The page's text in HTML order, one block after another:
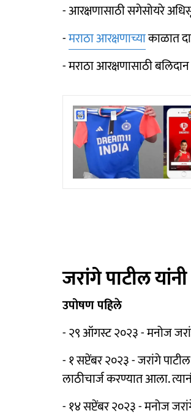
- आरक्षणासाठी सगेसोयरे
-मराठा आरक्षणाच्याकाळात
- मराठा आरक्षणासाठी बलिदान
जरांगे पाटील
उपोषण पहिले
- २९ ऑगस्ट २०२३ - मनोज
- १ सप्टेंबर २०२३ - जरांगे
लाठीचार्ज करण्यात आला.
- १४ सप्टेंबर २०२३ - मनोज